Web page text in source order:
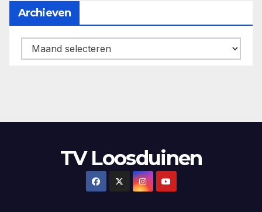
Archieven
Archieven
TV Loosduinen